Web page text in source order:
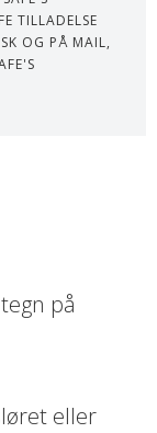
TILLADELSE
OG PÅ MAIL,
på
eller